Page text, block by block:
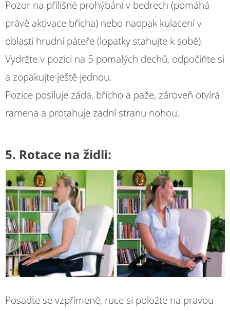
Pozor na přílišné prohýbání v bedrech (pomáhá
právě aktivace břicha) nebo naopak kulacení v
oblasti hrudní páteře (lopatky stahujte k sobě).
Vydržte v pozici na 5 pomalých dechů, odpočiňte si
a zopakujte ještě jednou.
Pozice posiluje záda, břicho a paže, zároveň otvírá
ramena a protahuje zadní stranu nohou.
5. Rotace na židli:
Posaďte se vzpřímeně, ruce si položte na pravou